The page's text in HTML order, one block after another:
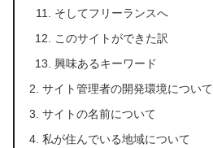
そしてフリーランスへ
このサイトができた訳
興味あるキーワード
サイト管理者の開発環境について
サイトの名前について
私が住んでいる地域について